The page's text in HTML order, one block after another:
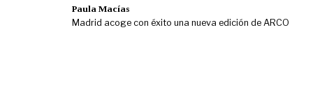
Paula Macías
Madrid acoge con éxito una nueva edición de ARCO